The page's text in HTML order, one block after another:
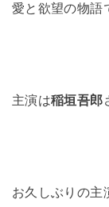
愛と欲望の物語
主演は稲垣吾郎
お久しぶりの主